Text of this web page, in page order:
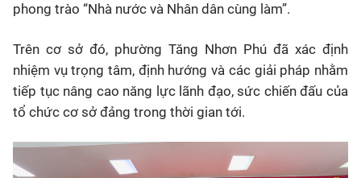
phong trào “Nhà nước và Nhân dân cùng làm”.
Trên cơ sở đó, phường Tăng Nhơn Phú đã xác định
nhiệm vụ trọng tâm, định hướng và các giải pháp nhằm
tiếp tục nâng cao năng lực lãnh đạo, sức chiến đấu của
tổ chức cơ sở đảng trong thời gian tới.